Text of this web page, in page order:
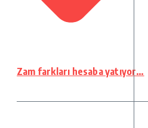
Zam farkları hesaba yatıyor…